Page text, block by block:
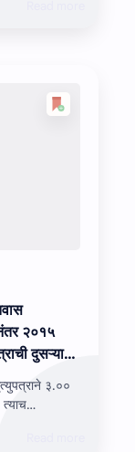
२०१५
दुसऱ्या
फेरफार
३.००